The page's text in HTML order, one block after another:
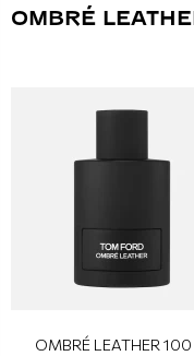
OMBRÉ
OMBRÉ LEATHER 100